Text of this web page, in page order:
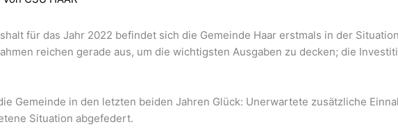
für das Jahr 2022 befindet sich die Gemeinde Haar erstmals in der
reichen gerade aus, um die wichtigsten Ausgaben zu decken; die
Gemeinde in den letzten beiden Jahren Glück: Unerwartete zusätzliche
Situation abgefedert.